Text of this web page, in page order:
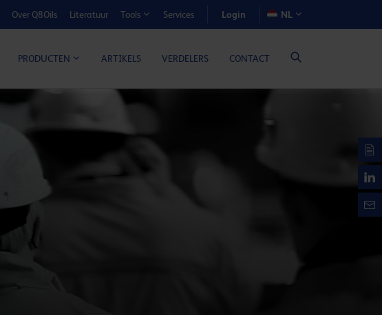
Over Q8Oils Literatuur Tools Services Login NL
PRODUCTEN ARTIKELS VERDELERS CONTACT